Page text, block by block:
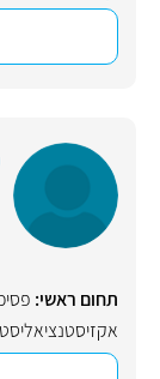
תחום ראשי: